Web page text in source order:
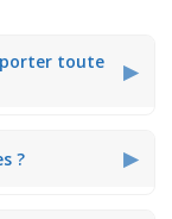
porter toute
▶
toute la
? ▶